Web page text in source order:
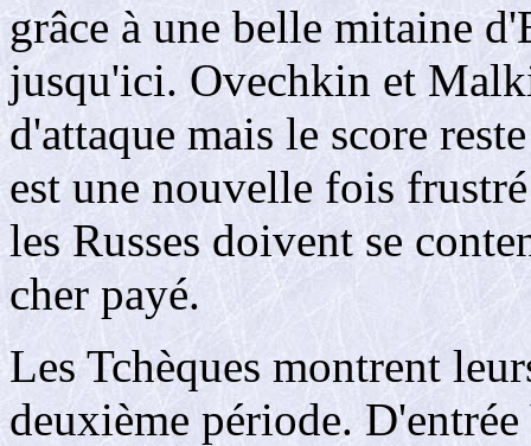
grâce à une belle mitaine
jusqu'ici. Ovechkin et
d'attaque mais le score
est une nouvelle fois
les Russes doivent se
cher payé.
Les Tchèques montrent
deuxième période.